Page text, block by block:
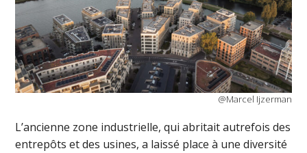
@Marcel Ijzerman
L’ancienne zone industrielle, qui abritait autrefois des
entrepôts et des usines, a laissé place à une diversité